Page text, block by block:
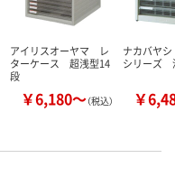
アイリスオーヤマ レ
ターケース 超浅型14
段
￥6,180～（税込）
ナカバヤ
シリーズ
￥